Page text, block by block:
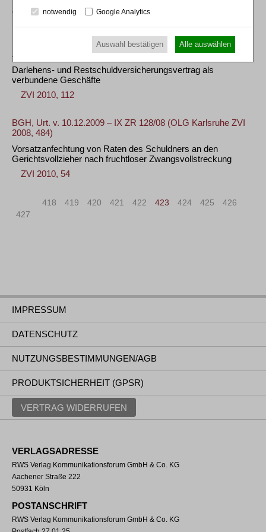
des Schuldners
ZVI 2010, 107
AG Göttingen, Beschl. v. 26.02.2010 – 21 C 147/09
Darlehens- und Restschuldversicherungsvertrag als
verbundene Geschäfte
ZVI 2010, 112
BGH, Urt. v. 10.12.2009 – IX ZR 128/08 (OLG Karlsruhe ZVI
2008, 484)
Vorsatzanfechtung von Raten des Schuldners an den
Gerichtsvollzieher nach fruchtloser Zwangsvollstreckung
ZVI 2010, 54
418 419 420 421 422 423 424 425
426
427
IMPRESSUM
DATENSCHUTZ
NUTZUNGSBESTIMMUNGEN/AGB
PRODUKTSICHERHEIT (GPSR)
VERTRAG WIDERRUFEN
VERLAGSADRESSE
RWS Verlag Kommunikationsforum GmbH & Co. KG
Aachener Straße 222
50931 Köln
POSTANSCHRIFT
RWS Verlag Kommunikationsforum GmbH & Co. KG
notwendig Google Analytics
Auswahl bestätigen Alle auswählen